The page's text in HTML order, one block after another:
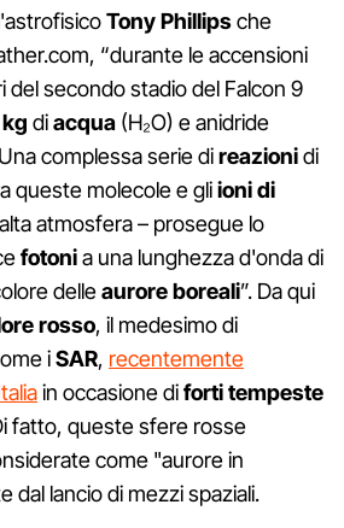
Tony Phillipsche
“durante le accensioni
del secondo stadio del Falcon 9
diacqua (H₂O) e anidride
complessa serie direazionidi
queste molecole e gliioni di
atmosfera – prosegue lo
fotonia una lunghezza d'onda di
delleaurore boreali”. Da qui
rosso, il medesimo di
iSAR, recentemente
in occasione diforti tempeste
fatto, queste sfere rosse
come "aurore in
dal lancio di mezzi spaziali.